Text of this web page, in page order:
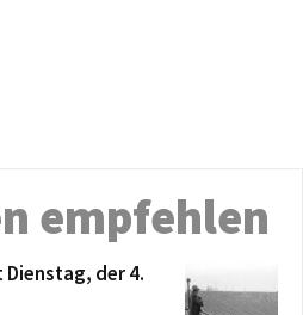
empfehlen
der 4.